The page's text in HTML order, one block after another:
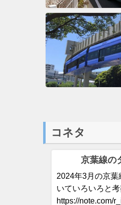
コネタ
京葉線の
2024年3月の京葉
いていろいろと考
https://note.com/